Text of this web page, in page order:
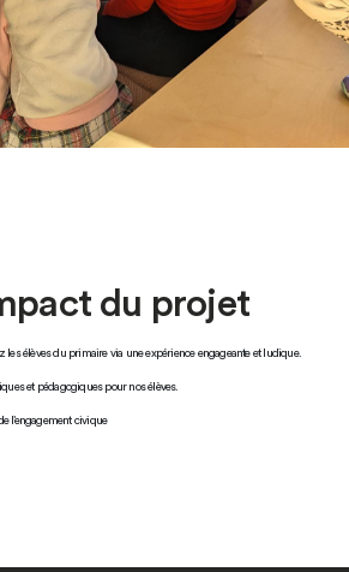
du projet
les élèves du primaire via une expérience engageante et ludique.
et pédagogiques pour nos élèves.
l’engagement civique